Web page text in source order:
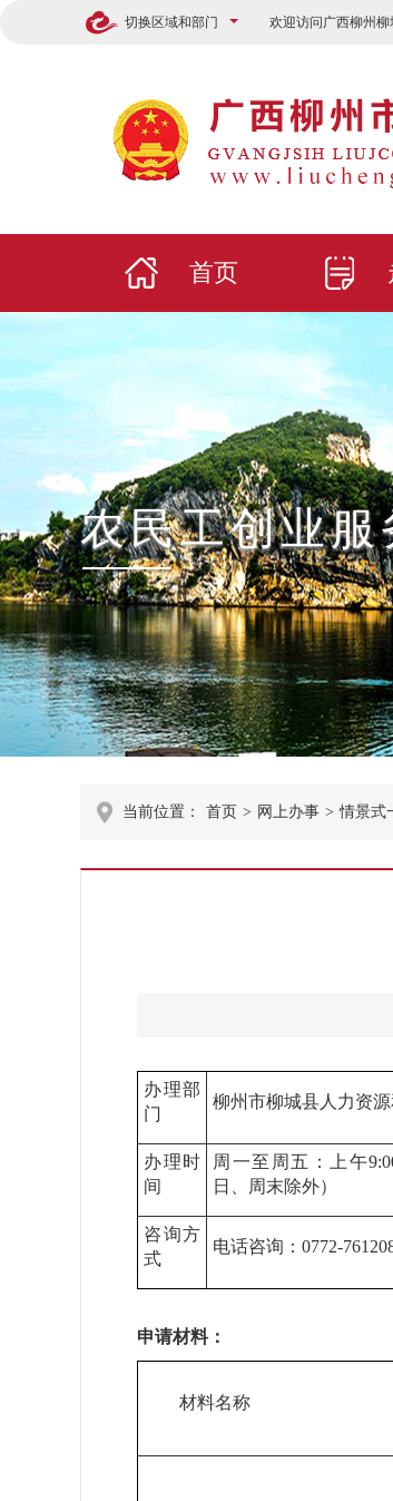
切换区域和部门 欢迎访问广西柳州
首页
农民工创业服
当前位置： 首页 > 网上办事 > 情景式
办理部
门
柳州市柳城县人力资
办理时
间
周一至周五：上午
日、周末除外）
咨询方
式
电话咨询：0772-
申请材料：
材料名称